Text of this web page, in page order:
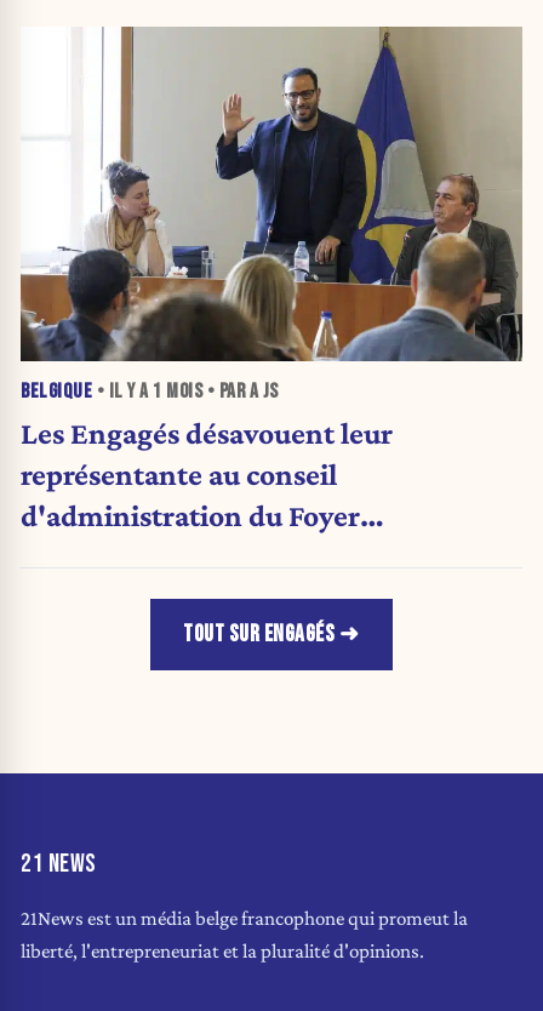
BELGIQUE • IL Y A 1 MOIS• PAR A JS
Les Engagés désavouent leur
représentante au conseil
d'administration du Foyer
TOUT SUR ENGAGÉS
21 NEWS
21News est un média belge francophone qui promeut la
liberté, l'entrepreneuriat et la pluralité d'opinions.